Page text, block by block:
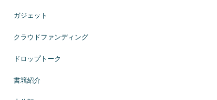
ガジェット
クラウドファンディング
ドロップトーク
書籍紹介